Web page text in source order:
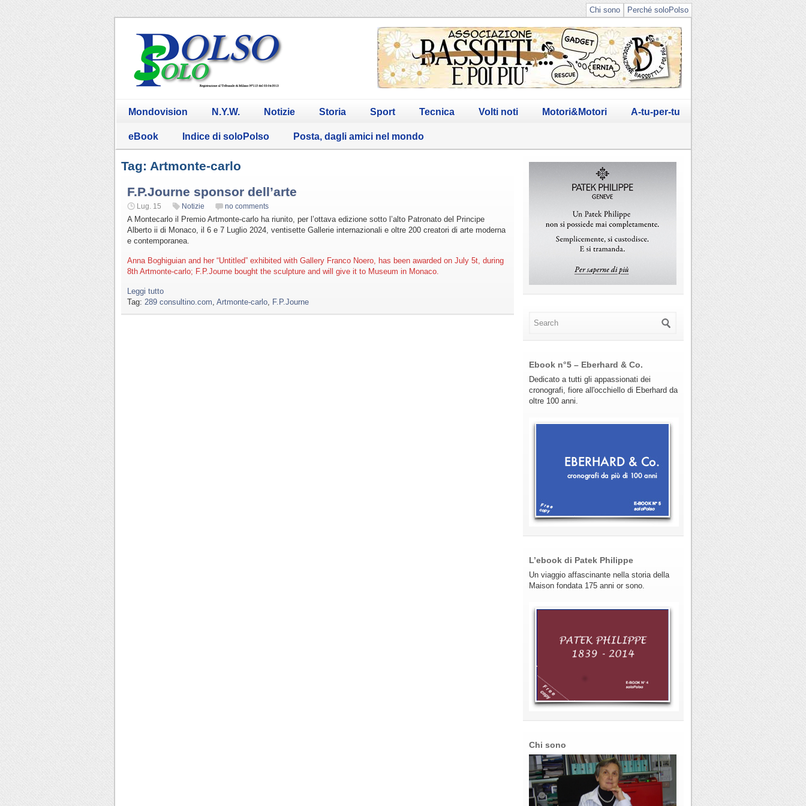
Perché soloPolso
Chi sono
Mondovision N.Y.W. Notizie Storia Sport Tecnica Volti noti Motori&Motori A-tu-per-tu
eBook Indice di soloPolso Posta, dagli amici nel mondo
Tag: Artmonte-carlo
F.P.Journe sponsor dell’arte
Lug. 15 Notizie no comments
A Montecarlo il Premio Artmonte-carlo ha riunito, per l’ottava edizione sotto l’alto Patronato del Principe
Alberto ii di Monaco, il 6 e 7 Luglio 2024, ventisette Gallerie internazionali e oltre 200 creatori di arte moderna
e contemporanea.
Anna Boghiguian and her “Untitled” exhibited with Gallery Franco Noero, has been awarded on July 5t, during
8th Artmonte-carlo; F.P.Journe bought the sculpture and will give it to Museum in Monaco.
Leggi tutto
Tag: 289 consultino.com Artmonte-carlo F.P.Journe
Ebook n°5 – Eberhard & Co.
Dedicato a tutti gli appassionati dei
cronografi, fiore all'occhiello di Eberhard da
oltre 100 anni.
L’ebook di Patek Philippe
Un viaggio affascinante nella storia della
Maison fondata 175 anni or sono.
Chi sono